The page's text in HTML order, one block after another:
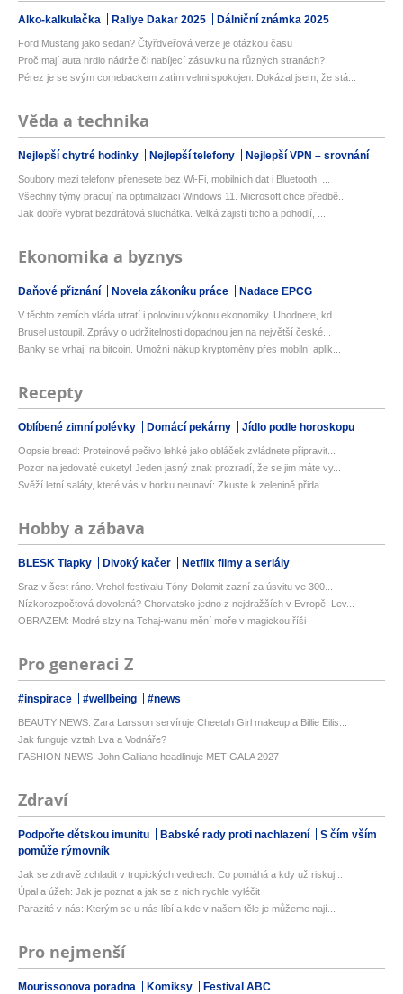
Alko-kalkulačka Rallye Dakar 2025 Dálniční známka 2025
Ford Mustang jako sedan? Čtyřdveřová verze je otázkou času
Proč mají auta hrdlo nádrže či nabíjecí zásuvku na různých stranách?
Pérez je se svým comebackem zatím velmi spokojen. Dokázal jsem, že stá...
Věda a technika
Nejlepší chytré hodinky Nejlepší telefony Nejlepší VPN – srovnání
Soubory mezi telefony přenesete bez Wi-Fi, mobilních dat i Bluetooth. ...
Všechny týmy pracují na optimalizaci Windows 11. Microsoft chce předbě...
Jak dobře vybrat bezdrátová sluchátka. Velká zajistí ticho a pohodlí, ...
Ekonomika a byznys
Daňové přiznání Novela zákoníku práce Nadace EPCG
V těchto zemích vláda utratí i polovinu výkonu ekonomiky. Uhodnete, kd...
Brusel ustoupil. Zprávy o udržitelnosti dopadnou jen na největší české...
Banky se vrhají na bitcoin. Umožní nákup kryptoměny přes mobilní aplik...
Recepty
Oblíbené zimní polévky Domácí pekárny Jídlo podle horoskopu
Oopsie bread: Proteinové pečivo lehké jako obláček zvládnete připravit...
Pozor na jedovaté cukety! Jeden jasný znak prozradí, že se jim máte vy...
Svěží letní saláty, které vás v horku neunaví: Zkuste k zelenině přida...
Hobby a zábava
BLESK Tlapky Divoký kačer Netflix filmy a seriály
Sraz v šest ráno. Vrchol festivalu Tóny Dolomit zazní za úsvitu ve 300...
Nízkorozpočtová dovolená? Chorvatsko jedno z nejdražších v Evropě! Lev...
OBRAZEM: Modré slzy na Tchaj-wanu mění moře v magickou říši
Pro generaci Z
#inspirace #wellbeing #news
BEAUTY NEWS: Zara Larsson servíruje Cheetah Girl makeup a Billie Eilis...
Jak funguje vztah Lva a Vodnáře?
FASHION NEWS: John Galliano headlinuje MET GALA 2027
Zdraví
Podpořte dětskou imunitu Babské rady proti nachlazení
S čím vším
pomůže rýmovník
Jak se zdravě zchladit v tropických vedrech: Co pomáhá a kdy už riskuj...
Úpal a úžeh: Jak je poznat a jak se z nich rychle vyléčit
Parazité v nás: Kterým se u nás líbí a kde v našem těle je můžeme nají...
Pro nejmenší
Mourissonova poradna Komiksy Festival ABC